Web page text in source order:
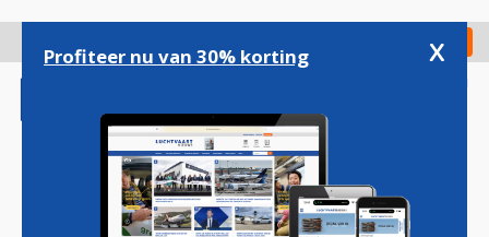
gaan
Check in
Profiteer nu van 30% korting x